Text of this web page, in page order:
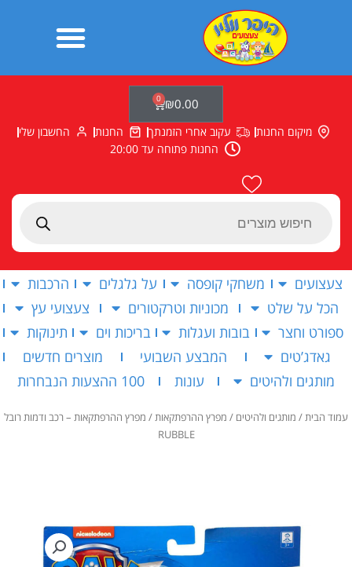
Products
₪0.00
0
עגלת
קניות
מיקום החנות עקוב אחרי הזמנתך החנות
החשבון שלי
החנות פתוחה עד 20:00
צעצועים משחקי קופסה על גלגלים
הרכבות
הכל על שלט
מכוניות וטרקטורים
צעצועי עץ
ספורט וחצר
בובות ועגלות בריכות וים
תינוקות
גאדג’טים
המבצע השבועי
מוצרים חדשים
מותגים ולהיטים
עונות 100 ההצעות הנבחרות
עמוד הבית/ מותגים ולהיטים / מפרץ ההרפתקאות/ מפרץ ההרפתקאות – רכב ודמות רובל
RUBBLE